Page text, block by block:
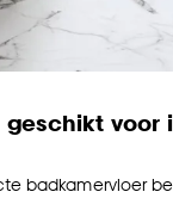
geschikt voor
badkamervloer